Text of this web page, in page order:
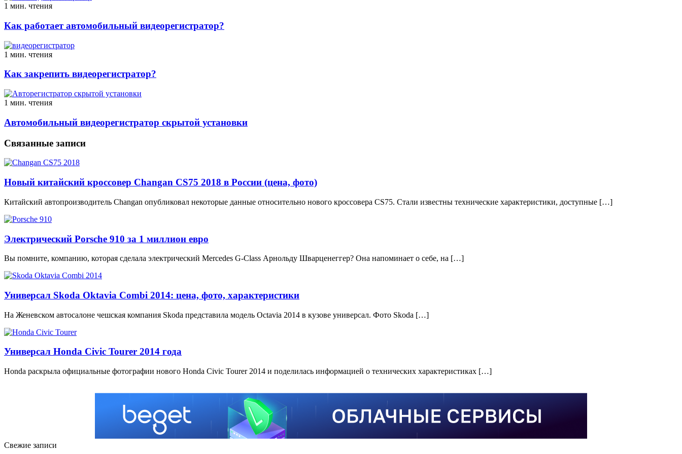
1 мин. чтения
Как работает автомобильный видеорегистратор?
1 мин. чтения
Как закрепить видеорегистратор?
1 мин. чтения
Автомобильный видеорегистратор скрытой установки
Связанные записи
Новый китайский кроссовер Changan CS75 2018 в России (цена, фото)
Китайский автопроизводитель Changan опубликовал некоторые данные относительно нового кроссовера CS75. Стали известны технические характеристики, доступные […]
Электрический Porsche 910 за 1 миллион евро
Вы помните, компанию, которая сделала электрический Mercedes G-Class Арнольду Шварценеггер? Она напоминает о себе, на […]
Универсал Skoda Oktavia Combi 2014: цена, фото, характеристики
На Женевском автосалоне чешская компания Skoda представила модель Octavia 2014 в кузове универсал. Фото Skoda […]
Универсал Honda Civic Tourer 2014 года
Honda раскрыла официальные фотографии нового Honda Civic Tourer 2014 и поделилась информацией о технических характеристиках […]
Свежие записи